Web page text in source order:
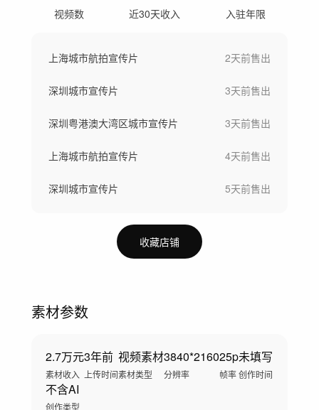
视频数 近30天收入 入驻年限
上海城市航拍宣传片 2天前售出
深圳城市宣传片 3天前售出
深圳粤港澳大湾区城市宣传片 3天前售出
上海城市航拍宣传片 4天前售出
深圳城市宣传片 5天前售出
收藏店铺
素材参数
2.7万元
素材收入
3年前
上传时间
视频素材
素材类型
3840*2160
分辨率
25p
帧率
未填写
创作时间
不含AI
创作类型